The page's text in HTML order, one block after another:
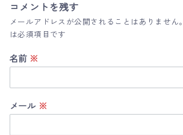
コメントを残す
メールアドレスが公開されることはありません。
は必須項目です
名前 ※
メール ※